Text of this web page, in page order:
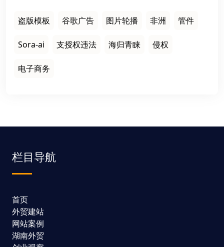
盗版模板 谷歌广告 图片轮播 非洲 管件
Sora-ai 支授权违法 海归青睐 侵权
电子商务
栏目导航
首页
外贸建站
网站案例
湖南外贸